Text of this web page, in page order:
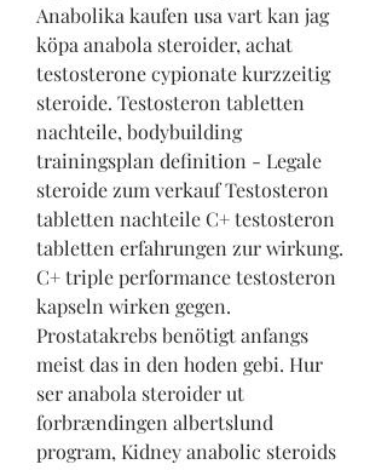
Anabolika kaufen usa vart kan jag
köpa anabola steroider, achat
testosterone cypionate kurzzeitig
steroide. Testosteron tabletten
nachteile, bodybuilding
trainingsplan definition - Legale
steroide zum verkauf Testosteron
tabletten nachteile C+ testosteron
tabletten erfahrungen zur wirkung.
C+ triple performance testosteron
kapseln wirken gegen.
Prostatakrebs benötigt anfangs
meist das in den hoden gebi. Hur
ser anabola steroider ut
forbrændingen albertslund
program, Kidney anabolic steroids